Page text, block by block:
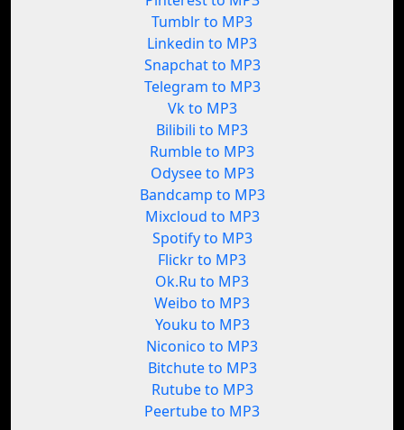
Tumblr to MP3
Linkedin to MP3
Snapchat to MP3
Telegram to MP3
Vk to MP3
Bilibili to MP3
Rumble to MP3
Odysee to MP3
Bandcamp to MP3
Mixcloud to MP3
Spotify to MP3
Flickr to MP3
Ok.Ru to MP3
Weibo to MP3
Youku to MP3
Niconico to MP3
Bitchute to MP3
Rutube to MP3
Peertube to MP3